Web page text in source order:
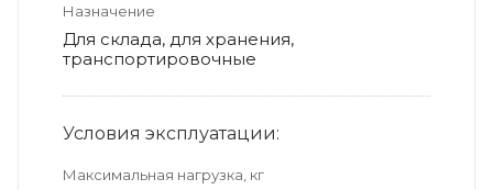
Назначение
Для склада, для хранения,
транспортировочные
Условия эксплуатации:
Максимальная нагрузка, кг